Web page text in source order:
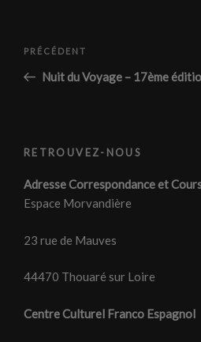
Navigation
l’article
Article
précédent
PRÉCÉDENT
Nuit du Voyage – 17ème
RETROUVEZ-NOUS
Adresse Correspondance et
Espace Morvandière
23 rue de Mauves
44470 Thouaré sur Loire
Centre Culturel Franco Espagnol